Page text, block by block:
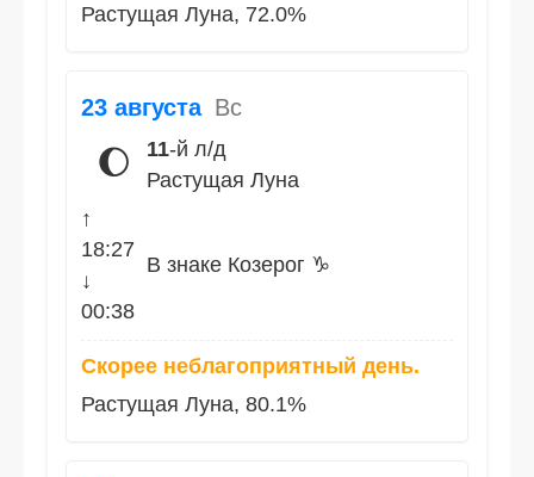
Растущая Луна, 72.0%
23 августа Вс
🌔 11-й л/д
Растущая Луна
↑
18:27
↓
00:38
В знаке Козерог ♑
Скорее неблагоприятный день.
Растущая Луна, 80.1%